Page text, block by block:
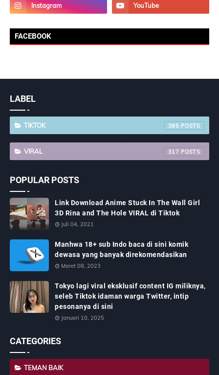
FACEBOOK
LABEL
TIKTOK 385
VIRAL 317
POPULAR POSTS
Link Download Anime Stuck In The Wall Girl
3D Rina and The Hole VIRAL di Tiktok
Juli 04, 2021
Manhwa 18+ sub Indo baca di sini komik
dewasa yang banyak direkomendasikan
Maret 08, 2023
Tokyo lagi viral eksklusif content IG miliknya,
seleb Tiktok idaman warga Twitter, intip
pesonanya di sini
Januari 10, 2025
CATEGORIES
TEMAN BAIK